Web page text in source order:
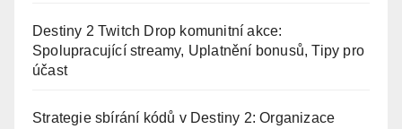
Destiny 2 Twitch Drop komunitní akce:
Spolupracující streamy, Uplatnění bonusů, Tipy pro
účast
Strategie sbírání kódů v Destiny 2: Organizace